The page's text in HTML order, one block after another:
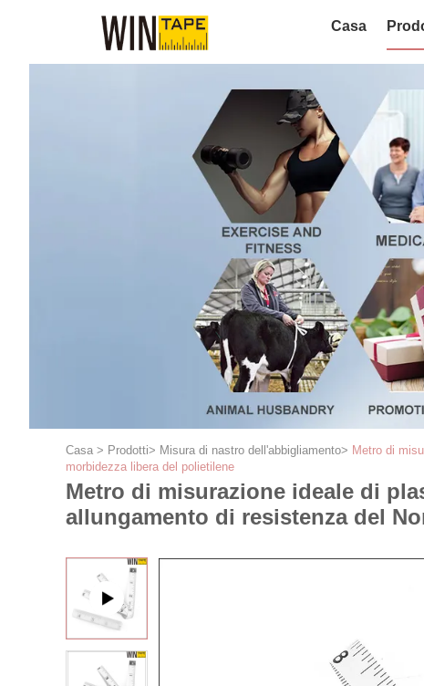
Casa
Casa > Prodotti> Misura di nastro dell'abbigliamento> Metro di
morbidezza libera del polietilene
Metro di misurazione ideale di
allungamento di resistenza del